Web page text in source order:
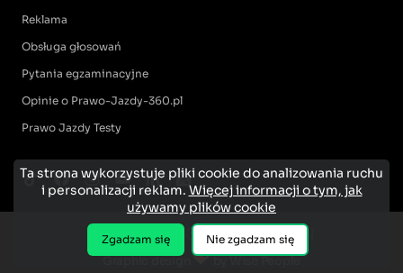
Reklama
Obsługa głosowań
Pytania egzaminacyjne
Opinie o Prawo-Jazdy-360.pl
Prawo Jazdy Testy
Graphic design by Wise People
Ta strona wykorzystuje pliki cookie do analizowania ruchu
i personalizacji reklam. Więcej informacji o tym, jak
używamy plików cookie
Zgadzam się Nie zgadzam się